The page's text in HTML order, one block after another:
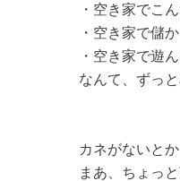
・空き家でこ
・空き家で儲
・空き家で遊
なんて、ずっ
カネがないとか
まあ、ちょっ